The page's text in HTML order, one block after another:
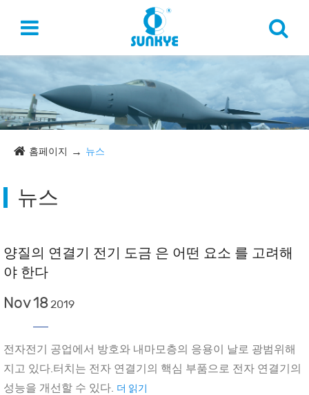
홈페이지 뉴스
뉴스
양질의 연결기 전기 도금 은 어떤 요소 를 고려해
야 한다
Nov18 2019
전자전기 공업에서 방호와 내마모층의 응용이 날로 광범위해
지고 있다.터치는 전자 연결기의 핵심 부품으로 전자 연결기의
성능을 개선할 수 있다. 더 읽기